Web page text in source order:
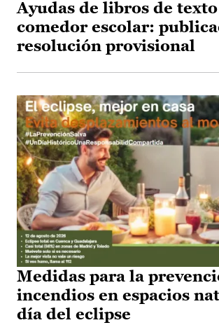
Ayudas de libros de texto
comedor escolar:
resolución provisional
Medidas para la
incendios en espacios
día del eclipse